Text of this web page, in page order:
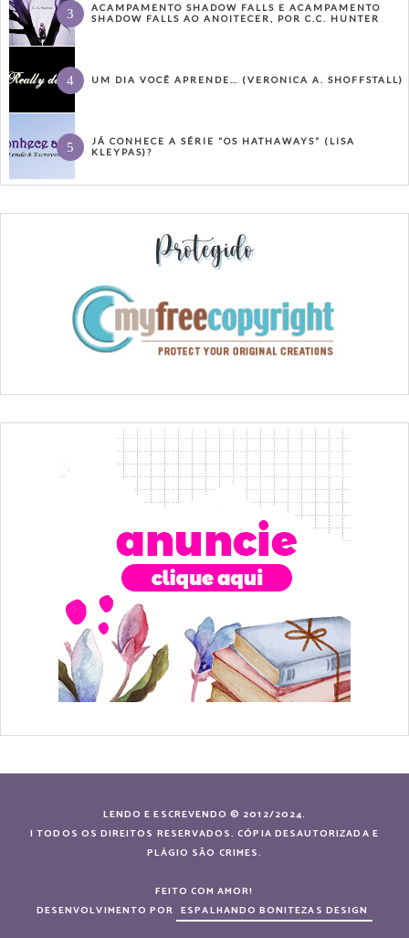
ACAMPAMENTO SHADOW FALLS E ACAMPAMENTO
SHADOW FALLS AO ANOITECER, POR C.C. HUNTER
UM DIA VOCÊ APRENDE… (VERONICA A. SHOFFSTALL)
JÁ CONHECE A SÉRIE “OS HATHAWAYS” (LISA
KLEYPAS)?
Protegido
LENDO E ESCREVENDO © 2012/2024.
| TODOS OS DIREITOS RESERVADOS. CÓPIA DESAUTORIZADA E
PLÁGIO SÃO CRIMES.
FEITO COM AMOR!
DESENVOLVIMENTO POR ESPALHANDO BONITEZAS DESIGN